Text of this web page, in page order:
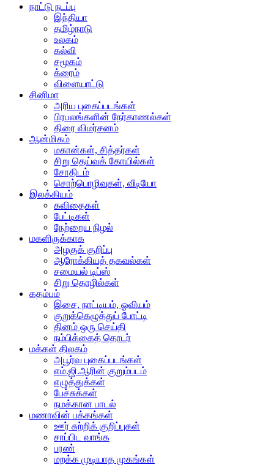
நாட்டு நடப்பு
இந்தியா
தமிழ்நாடு
உலகம்
கல்வி
சமூகம்
க்ரைம்
விளையாட்டு
சினிமா
அரிய புகைப்படங்கள்
பிரபலங்களின் நேர்காணல்கள்
திரை விமர்சனம்
ஆன்மிகம்
மகான்கள், சித்தர்கள்
சிறு தெய்வக் கோயில்கள்
சோதிடம்
சொற்பொழிவுகள், வீடியோ
இலக்கியம்
கவிதைகள்
பேட்டிகள்
நேற்றைய நிழல்
மகளிருக்காக
அழகுக் குறிப்பு
ஆரோக்கியத் தகவல்கள்
சமையல் டிப்ஸ்
சிறு தொழில்கள்
கதம்பம்
இசை, நாட்டியம், ஓவியம்
குறுக்கெழுத்துப் போட்டி
தினம் ஒரு செய்தி
நம்பிக்கைத் தொடர்
மக்கள் திலகம்
அபூர்வ புகைப்படங்கள்
எம்.ஜி.ஆரின் குறும்படம்
எழுத்துக்கள்
பேச்சுக்கள்
நமக்கான பாடல்
மணாவின் பக்கங்கள்
ஊர் சுற்றிக் குறிப்புகள்
சாப்பிட வாங்க
பரண்
மறக்க முடியாத முகங்கள்